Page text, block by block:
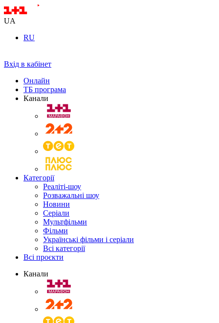
UA
RU
Вхід в кабінет
Онлайн
ТБ програма
Канали
Категорії
Реаліті-шоу
Розважальні шоу
Новини
Серіали
Мультфільми
Фільми
Українські фільми і серіали
Всі категорії
Всі проєкти
Канали